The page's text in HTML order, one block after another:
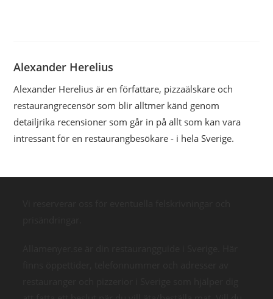
Alexander Herelius
Alexander Herelius är en författare, pizzaälskare och
restaurangrecensör som blir alltmer känd genom
detailjrika recensioner som går in på allt som kan vara
intressant för en restaurangbesökare - i hela Sverige.